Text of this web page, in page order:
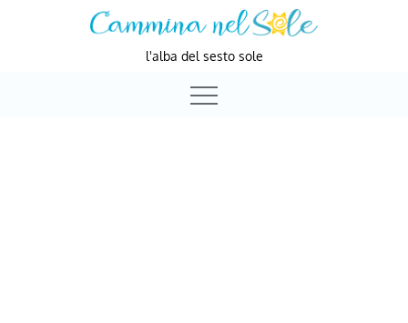
l'alba del sesto sole